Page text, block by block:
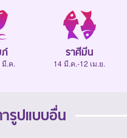
ภ์
มี.ค.
ราศีมีน
14 มี.ค.-12 เม.ย.
รูปแบบอื่น